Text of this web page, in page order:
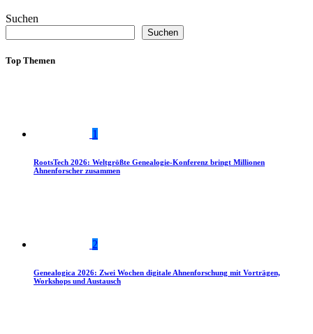
Suchen
Suchen
Top Themen
1
RootsTech 2026: Weltgrößte Genealogie-Konferenz bringt Millionen
Ahnenforscher zusammen
2
Genealogica 2026: Zwei Wochen digitale Ahnenforschung mit Vorträgen,
Workshops und Austausch